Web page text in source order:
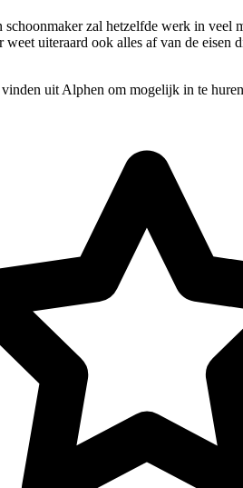
zal hetzelfde werk in
uiteraard ook alles af van de
uit Alphen om mogelijk in te